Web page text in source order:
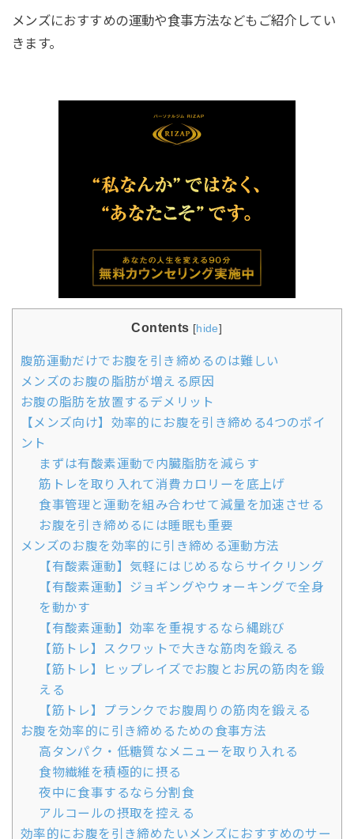
メンズにおすすめの運動や食事方法などもご紹介してい
きます。
Contents [hide]
腹筋運動だけでお腹を引き締めるのは難しい
メンズのお腹の脂肪が増える原因
お腹の脂肪を放置するデメリット
【メンズ向け】効率的にお腹を引き締める4つのポイ
ント
まずは有酸素運動で内臓脂肪を減らす
筋トレを取り入れて消費カロリーを底上げ
食事管理と運動を組み合わせて減量を加速させる
お腹を引き締めるには睡眠も重要
メンズのお腹を効率的に引き締める運動方法
【有酸素運動】気軽にはじめるならサイクリング
【有酸素運動】ジョギングやウォーキングで全身
を動かす
【有酸素運動】効率を重視するなら縄跳び
【筋トレ】スクワットで大きな筋肉を鍛える
【筋トレ】ヒップレイズでお腹とお尻の筋肉を鍛
える
【筋トレ】プランクでお腹周りの筋肉を鍛える
お腹を効率的に引き締めるための食事方法
高タンパク・低糖質なメニューを取り入れる
食物繊維を積極的に摂る
夜中に食事するなら分割食
アルコールの摂取を控える
効率的にお腹を引き締めたいメンズにおすすめのサー